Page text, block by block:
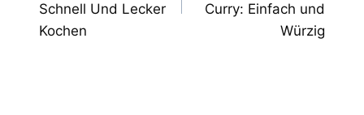
Schnell Und Lecker
Kochen
Curry: Einfach und
Würzig